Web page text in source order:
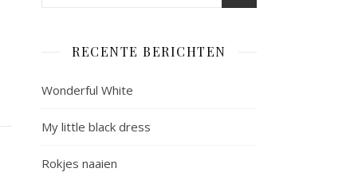
RECENTE BERICHTEN
Wonderful White
My little black dress
Rokjes naaien